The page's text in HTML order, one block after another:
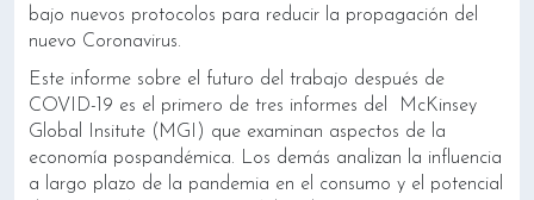
bajo nuevos protocolos para reducir la propagación del
nuevo Coronavirus.
Este informe sobre el futuro del trabajo después de
COVID-19 es el primero de tres informes del McKinsey
Global Insitute (MGI) que examinan aspectos de la
economía pospandémica. Los demás analizan la influencia
a largo plazo de la pandemia en el consumo y el potencial